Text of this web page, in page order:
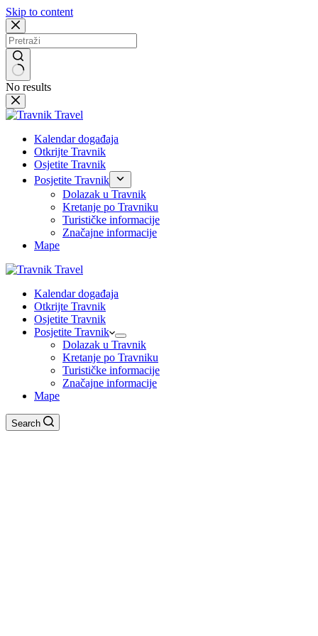
Skip to content
No results
Kalendar događaja
Otkrijte Travnik
Osjetite Travnik
Posjetite Travnik
Dolazak u Travnik
Kretanje po Travniku
Turističke informacije
Značajne informacije
Mape
Kalendar događaja
Otkrijte Travnik
Osjetite Travnik
Posjetite Travnik
Dolazak u Travnik
Kretanje po Travniku
Turističke informacije
Značajne informacije
Mape
Search